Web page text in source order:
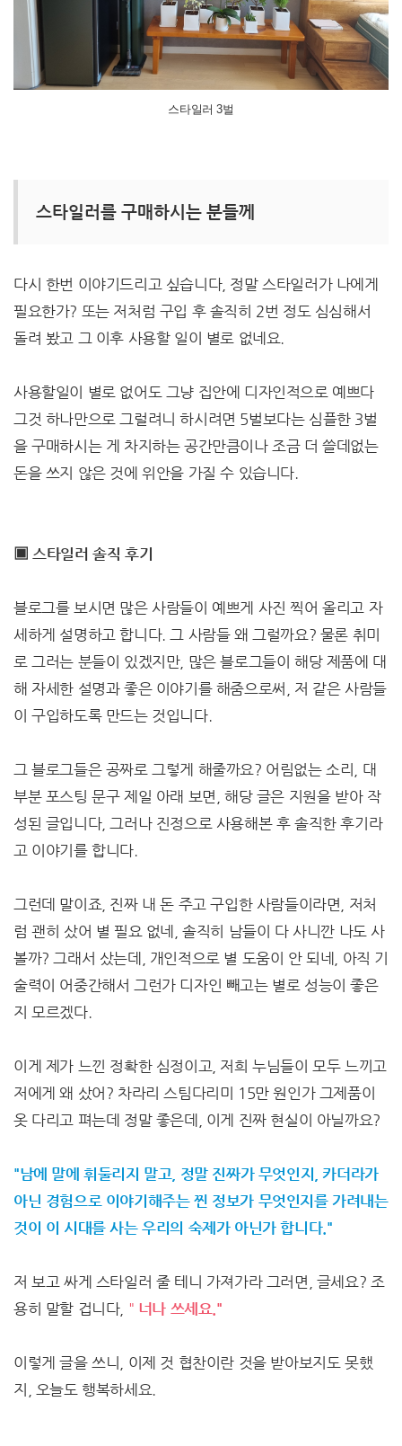
스타일러 3벌
스타일러를 구매하시는 분들께
다시 한번 이야기드리고 싶습니다, 정말 스타일러가 나에게
필요한가? 또는 저처럼 구입 후 솔직히 2번 정도 심심해서
돌려 봤고 그 이후 사용할 일이 별로 없네요.
사용할일이 별로 없어도 그냥 집안에 디자인적으로 예쁘다
그것 하나만으로 그럴려니 하시려면 5벌보다는 심플한 3벌
을 구매하시는 게 차지하는 공간만큼이나 조금 더 쓸데없는
돈을 쓰지 않은 것에 위안을 가질 수 있습니다.
▣ 스타일러 솔직 후기
블로그를 보시면 많은 사람들이 예쁘게 사진 찍어 올리고 자
세하게 설명하고 합니다. 그 사람들 왜 그럴까요? 물론 취미
로 그러는 분들이 있겠지만, 많은 블로그들이 해당 제품에 대
해 자세한 설명과 좋은 이야기를 해줌으로써, 저 같은 사람들
이 구입하도록 만드는 것입니다.
그 블로그들은 공짜로 그렇게 해줄까요? 어림없는 소리, 대
부분 포스팅 문구 제일 아래 보면, 해당 글은 지원을 받아 작
성된 글입니다, 그러나 진정으로 사용해본 후 솔직한 후기라
고 이야기를 합니다.
그런데 말이죠, 진짜 내 돈 주고 구입한 사람들이라면, 저처
럼 괜히 샀어 별 필요 없네, 솔직히 남들이 다 사니깐 나도 사
볼까? 그래서 샀는데, 개인적으로 별 도움이 안 되네, 아직 기
술력이 어중간해서 그런가 디자인 빼고는 별로 성능이 좋은
지 모르겠다.
이게 제가 느낀 정확한 심정이고, 저희 누님들이 모두 느끼고
저에게 왜 샀어? 차라리 스팀다리미 15만 원인가 그제품이
옷 다리고 펴는데 정말 좋은데, 이게 진짜 현실이 아닐까요?
"남에 말에 휘둘리지 말고, 정말 진짜가 무엇인지, 카더라가
아닌 경험으로 이야기해주는 찐 정보가 무엇인지를 가려내는
것이 이 시대를 사는 우리의 숙제가 아닌가 합니다."
저 보고 싸게 스타일러 줄 테니 가져가라 그러면, 글세요? 조
용히 말할 겁니다, " 너나 쓰세요."
이렇게 글을 쓰니, 이제 것 협찬이란 것을 받아보지도 못했
지, 오늘도 행복하세요.